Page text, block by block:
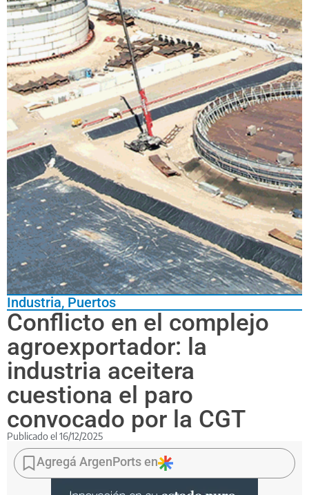
Industria, Puertos
Conflicto en el complejo
agroexportador: la
industria aceitera
cuestiona el paro
convocado por la CGT
Publicado el 16/12/2025
CIARA
CARBIO
Agregá ArgenPorts en